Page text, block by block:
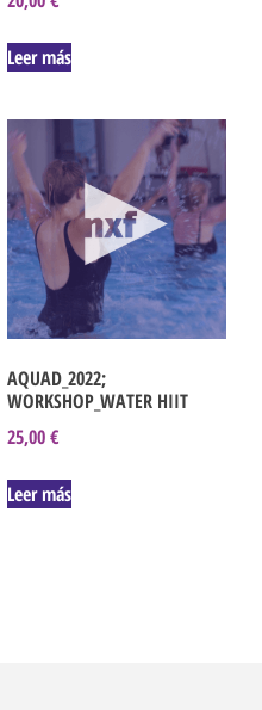
Leer más
AQUAD_2022;
WORKSHOP_WATER HIIT
25,00€
Leer más